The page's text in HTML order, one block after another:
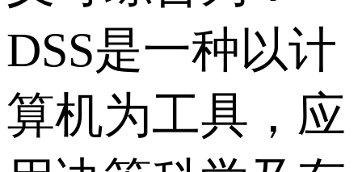
DSS是一种以计
算机为工具，应